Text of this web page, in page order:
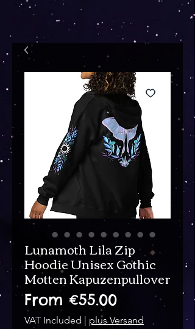
Lunamoth Lila Zip
Hoodie Unisex Gothic
Motten Kapuzenpullover
From €55.00Sale
Price
VAT Included | plus Versand